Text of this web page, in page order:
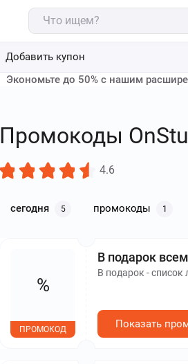
Добавить купон
Экономьте до 50% с нашим
Промокоды
4.6
сегодня 5 промокоды 1
В подарок
В подарок - список
%
ПРОМОКОД Показать